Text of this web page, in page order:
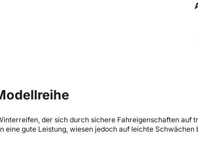
der sich durch sichere Fahreigenschaften
eine gute Leistung, wiesen jedoch auf leichte